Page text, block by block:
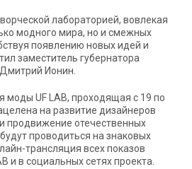
лабораторией, вовлекая
модного мира, но и смежных
появлению новых идей и
заместитель губернатора
Ионин.
UF LAB, проходящая с 19 по
на развитие дизайнеров
продвижение отечественных
проводиться на знаковых
трансляция всех показов
и в социальных сетях проекта.